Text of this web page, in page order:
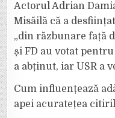
Actorul Adrian
Misăilă că a
„din răzbunare față
și FD au votat
a abținut, iar USR a
Cum influențează
apei acuratețea